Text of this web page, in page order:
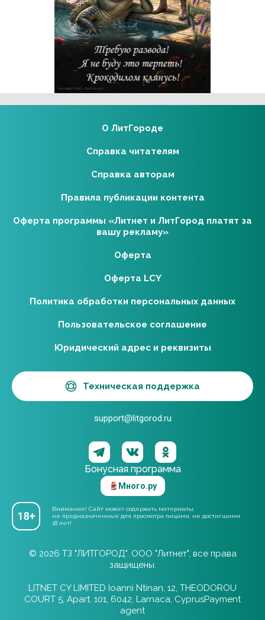
Реклама 16+ АО «ЛитГород»
Бонусная программа
Много.ру
Внимание! Сайт может содержать материалы,
не предназначенные для просмотра лицами, не достигшими
18 лет!
О ЛитГороде
Справка читателям
Справка авторам
Правила публикации контента
Оферта программы «Литнет и ЛитГород платят за
вашу рекламу»
Оферта
Оферта LCY
Политика обработки персональных данных
Пользовательское соглашение
Юридический адрес и реквизиты
Техническая поддержка
support@litgorod.ru
© 2026 ТЗ "ЛИТГОРОД". ООО "Литнет", все права
защищены.
LITNET CY LIMITED Ioanni Ntinan, 12, THEODOROU
COURT 5, Apart. 101, 6042, Larnaca, CyprusPayment
agent